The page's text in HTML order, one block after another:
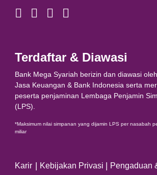
Terdaftar & Diawasi
Bank Mega Syariah berizin dan diawasi
Jasa Keuangan & Bank Indonesia serta
peserta penjaminan Lembaga Penjamin
(LPS).
*Maksimum nilai simpanan yang dijamin LPS per nasabah
miliar
Karir | Kebijakan Privasi | Pengaduan